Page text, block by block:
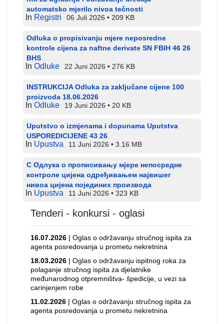
automatsko mjerilo nivoa tečnosti
In Registri 06 Juli 2026 209 KB
Odluka o propisivanju mjere neposredne
kontrole cijena za naftne derivate SN FBIH 46 26
BHS
In Odluke 22 Juni 2026 276 KB
INSTRUKCIJA Odluka za zaključane cijene 100
proizvoda 18.06.2026
In Odluke 19 Juni 2026 20 KB
Uputstvo o izmjenama i dopunama Uputstva
USPOREDICIJENE 43 26
In Upustva 11 Juni 2026 3.16 MB
С Одлука о прописивању мјере непосредне
контроле цијена одређивањем највишег
нивоа цијена појединих производа
In Upustva 11 Juni 2026 323 KB
Tenderi - konkursi - oglasi
16.07.2026 | Oglas o održavanju stručnog ispita za
agenta posredovanja u prometu nekretnina
18.03.2026 | Oglas o održavanju ispitnog roka za
polaganje stručnog ispita za djelatnike
međunarodnog otpremništva- špedicije, u vezi sa
carinjenjem robe
11.02.2026 | Oglas o održavanju stručnog ispita za
agenta posredovanja u prometu nekretnina